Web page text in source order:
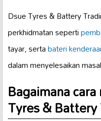
Dsue Tyres & Battery
perkhidmatan seperti
tayar, sertabateri
dalam menyelesaikan
Bagaimana
Tyres &